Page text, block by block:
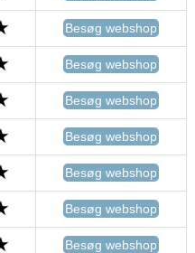
Besøg webshop
Besøg webshop
Besøg webshop
Besøg webshop
Besøg webshop
Besøg webshop
Besøg webshop